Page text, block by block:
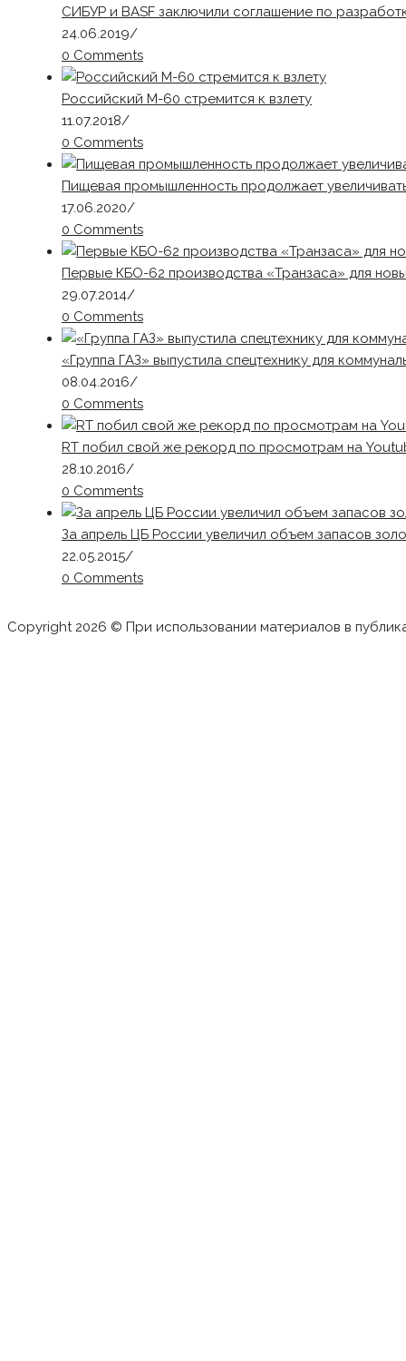
СИБУР и BASF заключили соглашение по
24.06.2019/
0 Comments
Российский М-60 стремится к взлету
11.07.2018/
0 Comments
Пищевая промышленность продолжает
17.06.2020/
0 Comments
Первые КБО-62 производства «Транзаса» для
29.07.2014/
0 Comments
«Группа ГАЗ» выпустила спецтехнику для
08.04.2016/
0 Comments
RT побил свой же рекорд по просмотрам на
28.10.2016/
0 Comments
За апрель ЦБ России увеличил объем запасов
22.05.2015/
0 Comments
Copyright 2026 © При использовании материалов в